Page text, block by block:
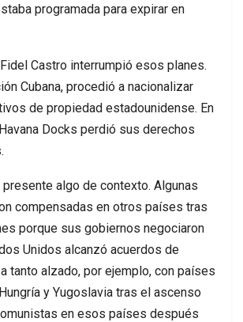
programada para expirar en
Castro interrumpió esos planes.
Cubana, procedió a nacionalizar
de propiedad estadounidense. En
Docks perdió sus derechos
algo de contexto. Algunas
compensadas en otros países tras
porque sus gobiernos negociaron
Unidos alcanzó acuerdos de
tanto alzado, por ejemplo, con países
y Yugoslavia tras el ascenso
en esos países después